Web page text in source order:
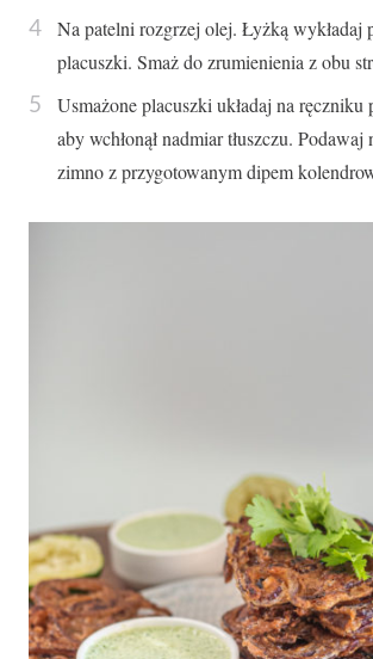
Na patelni rozgrzej olej. Łyżką wykładaj
placuszki. Smaż do zrumienienia z obu
Usmażone placuszki układaj na ręczniku
aby wchłonął nadmiar tłuszczu. Podawaj
zimno z przygotowanym dipem